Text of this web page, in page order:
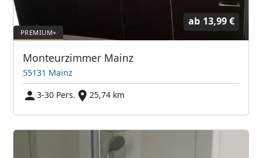
ab 13,99 €
Monteurzimmer Mainz
55131 Mainz
3-30 Pers.
25,74 km